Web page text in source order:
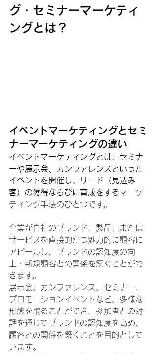
グ・セミナーマーケティ
ングとは？
イベントマーケティングとセミ
ナーマーケティングの違い
イベントマーケティングとは、セミナ
ーや展示会、カンファレンスといった
イベントを開催し、リード（見込み
客）の獲得ならびに育成をするマーケ
ティング手法のひとつです。
企業が自社のブランド、製品、または
サービスを直接的かつ魅力的に顧客に
アピールし、ブランドの認知度の向
上・新規顧客との関係を築くことがで
きます。
展示会、カンファレンス、セミナー、
プロモーションイベントなど、多様な
形態を取ることができ、参加者との対
話を通じてブランドの認知度を高め、
顧客との関係を築くことを目的として
います。